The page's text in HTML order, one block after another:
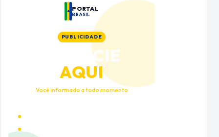
PORTAL
BRASIL
PUBLICIDADE
ANUNCIE
AQUI
Você informado a todo momento